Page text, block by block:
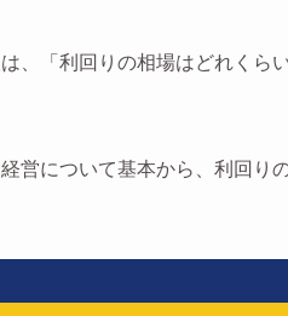
、「利回りの相場はどれくら
営について基本から、利回り